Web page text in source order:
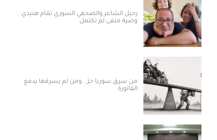
رحيل الشاعر والصحفي السوري تمّام هنيدي..
وصية منفى لم تكتمل
من سرق سوريا حرّ.. ومن لم يسرقها يدفع
الفاتورة